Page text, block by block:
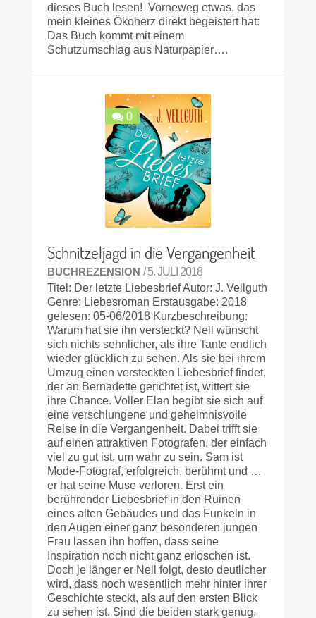
dieses Buch lesen! Vorneweg etwas, das
mein kleines Ökoherz direkt begeistert hat:
Das Buch kommt mit einem
Schutzumschlag aus Naturpapier….
0
Schnitzeljagd in die Vergangenheit
BUCHREZENSION / 5. JULI 2018
Titel: Der letzte Liebesbrief Autor: J. Vellguth
Genre: Liebesroman Erstausgabe: 2018
gelesen: 05-06/2018 Kurzbeschreibung:
Warum hat sie ihn versteckt? Nell wünscht
sich nichts sehnlicher, als ihre Tante endlich
wieder glücklich zu sehen. Als sie bei ihrem
Umzug einen versteckten Liebesbrief findet,
der an Bernadette gerichtet ist, wittert sie
ihre Chance. Voller Elan begibt sie sich auf
eine verschlungene und geheimnisvolle
Reise in die Vergangenheit. Dabei trifft sie
auf einen attraktiven Fotografen, der einfach
viel zu gut ist, um wahr zu sein. Sam ist
Mode-Fotograf, erfolgreich, berühmt und …
er hat seine Muse verloren. Erst ein
berührender Liebesbrief in den Ruinen
eines alten Gebäudes und das Funkeln in
den Augen einer ganz besonderen jungen
Frau lassen ihn hoffen, dass seine
Inspiration noch nicht ganz erloschen ist.
Doch je länger er Nell folgt, desto deutlicher
wird, dass noch wesentlich mehr hinter ihrer
Geschichte steckt, als auf den ersten Blick
zu sehen ist. Sind die beiden stark genug,